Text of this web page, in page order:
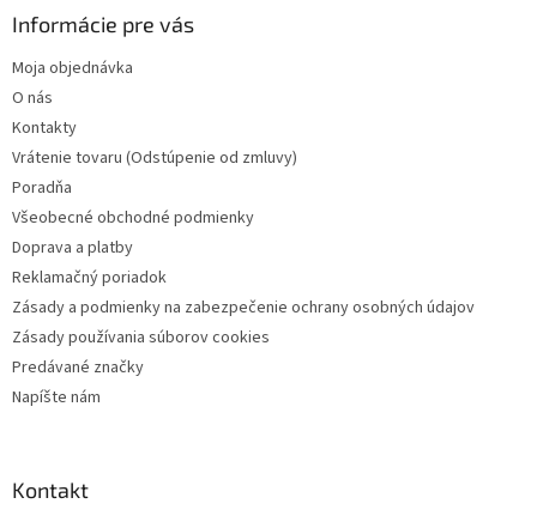
Informácie pre vás
Moja objednávka
O nás
Kontakty
Vrátenie tovaru (Odstúpenie od zmluvy)
Poradňa
Všeobecné obchodné podmienky
Doprava a platby
Reklamačný poriadok
Zásady a podmienky na zabezpečenie ochrany osobných údajov
Zásady používania súborov cookies
Predávané značky
Napíšte nám
Kontakt